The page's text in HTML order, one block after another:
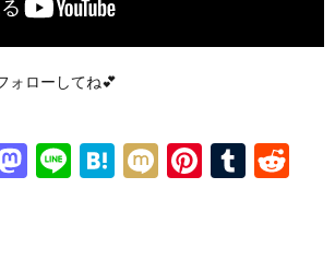
ォローしてね💕
M Li H M Pi T